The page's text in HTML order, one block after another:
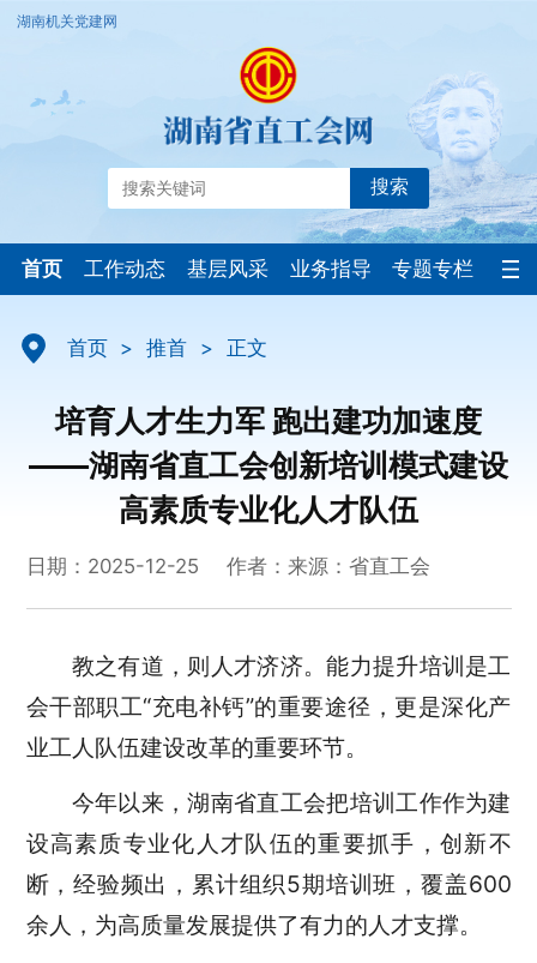
湖南机关党建网
搜索
首页 工作动态 基层风采 业务指导 专题专栏
首页 > 推首 > 正文
培育人才生力军 跑出建功加速度
——湖南省直工会创新培训模式建设
高素质专业化人才队伍
日期：2025-12-25 作者： 来源：省直工会
教之有道，则人才济济。能力提升培训是工
会干部职工“充电补钙”的重要途径，更是深化产
业工人队伍建设改革的重要环节。
今年以来，湖南省直工会把培训工作作为建
设高素质专业化人才队伍的重要抓手，创新不
断，经验频出，累计组织5期培训班，覆盖600
余人，为高质量发展提供了有力的人才支撑。